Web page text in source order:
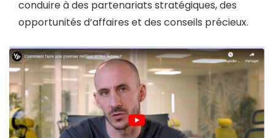
conduire à des partenariats stratégiques, des
opportunités d’affaires et des conseils précieux.